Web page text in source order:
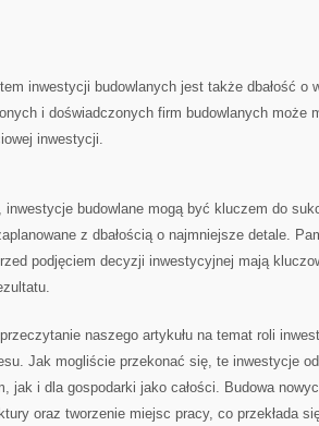
inwestycji budowlanych jest także dbałość o
i doświadczonych firm budowlanych może
inwestycji.
inwestycje budowlane mogą być kluczem do
z dbałością o najmniejsze detale.
podjęciem decyzji inwestycyjnej mają
naszego artykułu na temat roli
Jak mogliście przekonać się, te inwestycje
jak ⁤i dla gospodarki‍ jako całości. Budowa
oraz tworzenie miejsc pracy, co przekłada⁤